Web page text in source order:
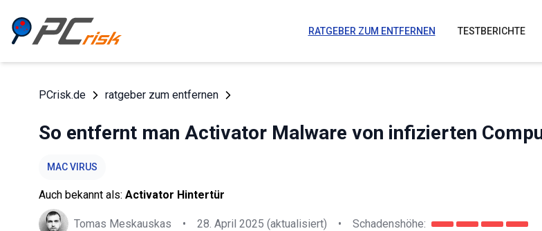
RATGEBER ZUM ENTFERNEN TESTBERICHTE
PCrisk.de ratgeber zum entfernen
So entfernt man Activator Malware von infizierten
MAC VIRUS
Auch bekannt als: Activator Hintertür
Tomas Meskauskas • 28. April 2025 (aktualisiert) • Schadenshöhe: